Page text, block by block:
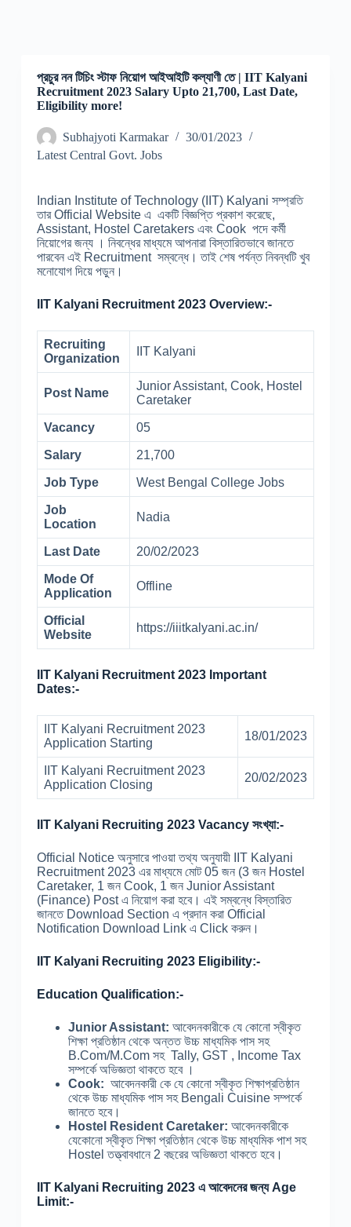
প্রচুর নন টিচিং স্টাফ নিয়োগ আইআইটি কল্যাণী তে | IIT Kalyani
Recruitment 2023 Salary Upto 21,700, Last Date,
Eligibility more!
Subhajyoti Karmakar
30/01/2023
Latest Central Govt. Jobs
Indian Institute of Technology (IIT) Kalyani সম্প্রতি
তার Official Website এ একটি বিজ্ঞপ্তি প্রকাশ করেছে,
Assistant, Hostel Caretakers এবং Cook পদে কর্মী
নিয়োগের জন্য । নিবন্ধের মাধ্যমে আপনারা বিস্তারিতভাবে জানতে
পারবেন এই Recruitment সম্বন্ধে। তাই শেষ পর্যন্ত নিবন্ধটি খুব
মনোযোগ দিয়ে পড়ুন।
IIT Kalyani Recruitment 2023 Overview:-
Recruiting
Organization
IIT Kalyani
Post Name
Junior Assistant, Cook, Hostel
Caretaker
Vacancy 05
Salary 21,700
Job Type West Bengal College Jobs
Job
Location
Nadia
Last Date 20/02/2023
Mode Of
Application
Offline
Official
Website
https://iiitkalyani.ac.in/
IIT Kalyani Recruitment 2023 Important
Dates:-
IIT Kalyani Recruitment 2023
Application Starting
18/01/2023
IIT Kalyani Recruitment 2023
Application Closing
20/02/2023
IIT Kalyani Recruiting 2023 Vacancy সংখ্যা:-
Official Notice অনুসারে পাওয়া তথ্য অনুযায়ী IIT Kalyani
Recruitment 2023 এর মাধ্যমে মোট 05 জন (3 জন Hostel
Caretaker, 1 জন Cook, 1 জন Junior Assistant
(Finance) Post এ নিয়োগ করা হবে। এই সম্বন্ধে বিস্তারিত
জানতে Download Section এ প্রদান করা Official
Notification Download Link এ Click করুন।
IIT Kalyani Recruiting 2023 Eligibility:-
Education Qualification:-
Junior Assistant: আবেদনকারীকে যে কোনো স্বীকৃত
শিক্ষা প্রতিষ্ঠান থেকে অন্তত উচ্চ মাধ্যমিক পাস সহ
B.Com/M.Com সহ Tally, GST , Income Tax
সম্পর্কে অভিজ্ঞতা থাকতে হবে ।
Cook: আবেদনকারী কে যে কোনো স্বীকৃত শিক্ষাপ্রতিষ্ঠান
থেকে উচ্চ মাধ্যমিক পাস সহ Bengali Cuisine সম্পর্কে
জানতে হবে।
Hostel Resident Caretaker: আবেদনকারীকে
যেকোনো স্বীকৃত শিক্ষা প্রতিষ্ঠান থেকে উচ্চ মাধ্যমিক পাশ সহ
Hostel তত্ত্বাবধানে 2 বছরের অভিজ্ঞতা থাকতে হবে।
IIT Kalyani Recruiting 2023 এ আবেদনের জন্য Age
Limit:-